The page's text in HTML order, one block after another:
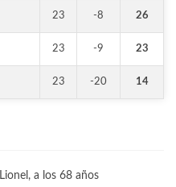
23 -8 26
23 -9 23
23 -20 14
a los 68 años